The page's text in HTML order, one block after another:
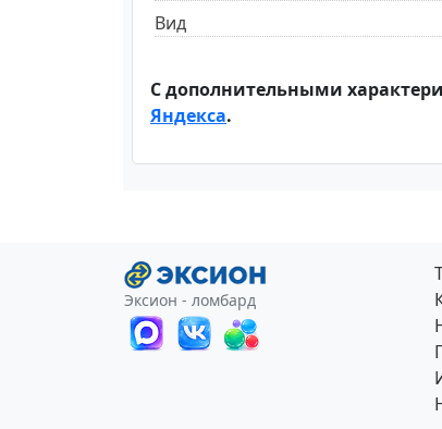
Вид
С дополнительными
Яндекса.
Эксион - ломбард